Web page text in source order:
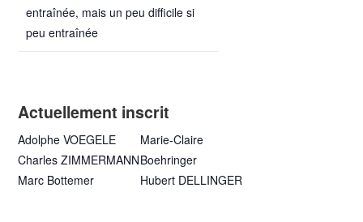
entraînée, mais un peu difficile si
peu entraînée
Actuellement inscrit
Adolphe VOEGELE
Charles ZIMMERMANN
Marc Bottemer
Marie-Claire
Boehringer
Hubert DELLINGER